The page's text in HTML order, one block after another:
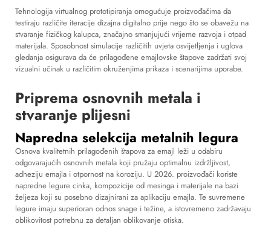
Tehnologija virtualnog prototipiranja omogućuje proizvođačima da
testiraju različite iteracije dizajna digitalno prije nego što se obavežu na
stvaranje fizičkog kalupca, značajno smanjujući vrijeme razvoja i otpad
materijala. Sposobnost simulacije različitih uvjeta osvijetljenja i uglova
gledanja osigurava da će prilagođene emajlovske štapove zadržati svoj
vizualni učinak u različitim okruženjima prikaza i scenarijima uporabe.
Priprema osnovnih metala i
stvaranje plijesni
Napredna selekcija metalnih legura
Osnova kvalitetnih prilagođenih štapova za emajl leži u odabiru
odgovarajućih osnovnih metala koji pružaju optimalnu izdržljivost,
adheziju emajla i otpornost na koroziju. U 2026. proizvođači koriste
napredne legure cinka, kompozicije od mesinga i materijale na bazi
željeza koji su posebno dizajnirani za aplikaciju emajla. Te suvremene
legure imaju superioran odnos snage i težine, a istovremeno zadržavaju
oblikovitost potrebnu za detaljan oblikovanje otiska.